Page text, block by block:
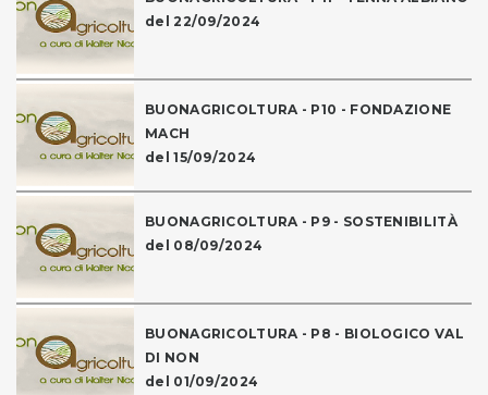
del 22/09/2024
BUONAGRICOLTURA - P10 - FONDAZIONE
MACH
del 15/09/2024
BUONAGRICOLTURA - P9 - SOSTENIBILITÀ
del 08/09/2024
BUONAGRICOLTURA - P8 - BIOLOGICO VAL
DI NON
del 01/09/2024